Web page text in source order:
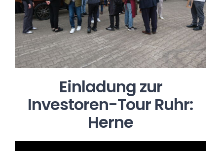
Einladung zur
Investoren-Tour Ruhr:
Herne